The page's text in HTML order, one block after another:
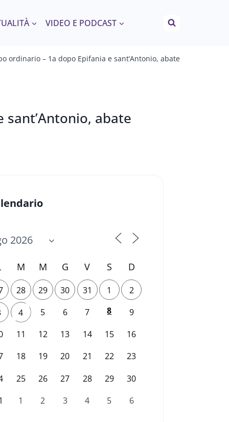
VIDEO E PODCAST
ordinario – 1a dopo Epifania e sant’Antonio, abate
abate
M M G V S D
28 29 30 31 1
2
4 5 6 7 8
9
11 12 13 14 15
16
18 19 20 21 22
23
25 26 27 28 29
30
1 2 3 4 5 6